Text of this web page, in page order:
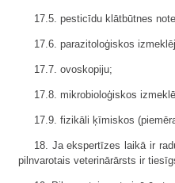
17.5. pesticīdu klātbūtnes
17.6. parazitoloģiskos
17.7. ovoskopiju;
17.8. mikrobioloģiskos
17.9. fizikāli ķīmiskos
18. Ja ekspertīzes laikā ir
pilnvarotais veterinārārsts ir